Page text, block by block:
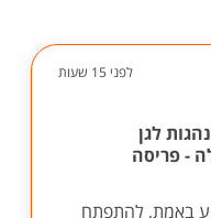
לפני 15 שעות
לגן
- פריסה
באמת, להתפתח